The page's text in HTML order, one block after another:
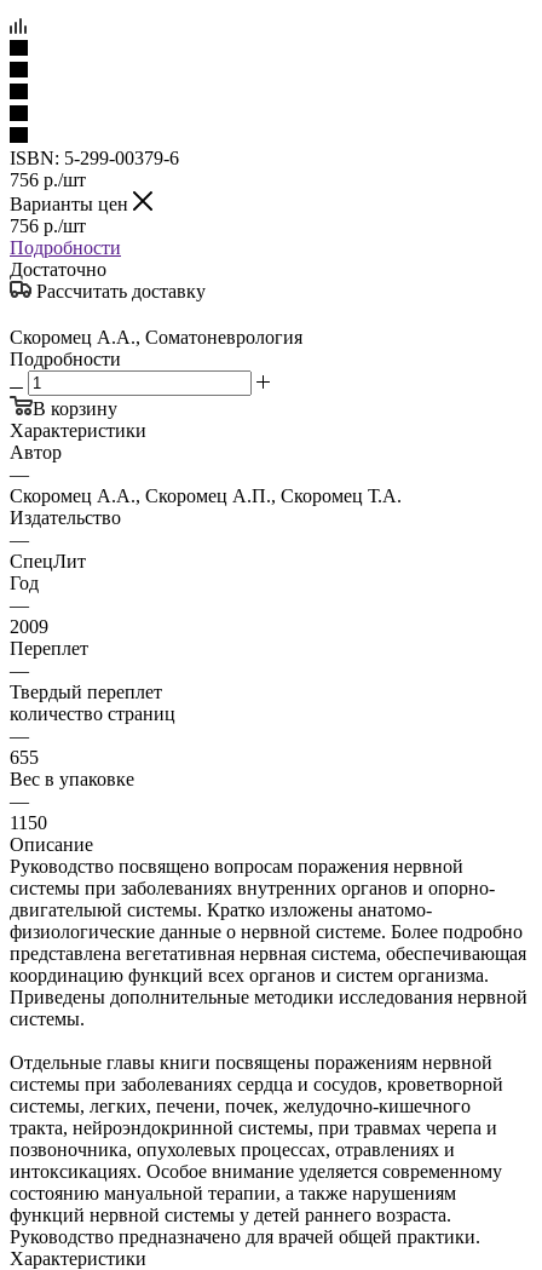
ISBN: 5-299-00379-6
756 р./шт
Варианты цен
756 р./шт
Подробности
Достаточно
Рассчитать доставку
Скоромец А.А., Соматоневрология
Подробности
В корзину
Характеристики
Автор
—
Скоромец А.А., Скоромец А.П., Скоромец Т.А.
Издательство
—
СпецЛит
Год
—
2009
Переплет
—
Твердый переплет
количество страниц
—
655
Вес в упаковке
—
1150
Описание
Руководство посвящено вопросам поражения нервной
системы при заболеваниях внутренних органов и опорно-
двигателыюй системы. Кратко изложены анатомо-
физиологические данные о нервной системе. Более подробно
представлена вегетативная нервная система, обеспечивающая
координацию функций всех органов и систем организма.
Приведены дополнительные методики исследования нервной
системы.
Отдельные главы книги посвящены поражениям нервной
системы при заболеваниях сердца и сосудов, кроветворной
системы, легких, печени, почек, желудочно-кишечного
тракта, нейроэндокринной системы, при травмах черепа и
позвоночника, опухолевых процессах, отравлениях и
интоксикациях. Особое внимание уделяется современному
состоянию мануальной терапии, а также нарушениям
функций нервной системы у детей раннего возраста.
Руководство предназначено для врачей общей практики.
Характеристики